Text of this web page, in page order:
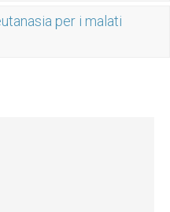
per i malati